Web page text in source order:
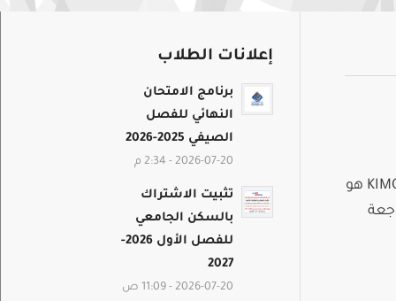
تعلـــــن مديريــــة العلاقــات العـامــــة والأنـديـــــة عـن فتــح بـاب الانتســاب للنادي الياباني KIMONO CLUB هو
إعلانات الطلاب
برنامج الامتحان
النهائي للفصل
الصيفي 2025-2026
2026-07-20 - 2:34 م
تثبيت الاشتراك
بالسكن الجامعي
للفصل الأول 2026-
2027
2026-07-20 - 11:09 ص